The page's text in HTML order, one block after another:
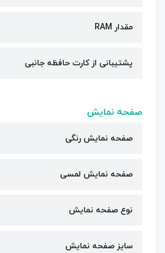
مقدار RAM
پشتیبانی از کارت حافظه جانبی
صفحه نمایش
صفحه نمایش رنگی
صفحه نمایش لمسی
نوع صفحه نمایش
سایز صفحه نمایش